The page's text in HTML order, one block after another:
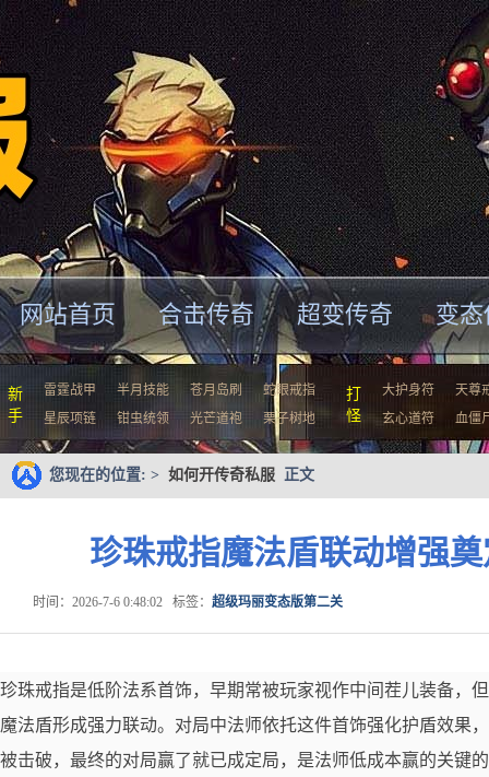
网站首页 合击传奇 超变传奇 变
新
手
雷霆战甲 半月技能 苍月岛刷
蛇眼戒指
星辰项链
钳虫统领 光芒道袍 栗子树地
打
怪
大护身符
天尊
玄心道符
血僵
您现在的位置: > 如何开传奇私服 正文
珍珠戒指魔法盾联动‌增强
时间：2026-7-6 0:48:02 标签： 超级玛丽变态版第二关
珍珠戒指是低阶法系首饰，早期常被玩家视作中间茬儿装备，
魔法盾形成强力联动。对局中法师依托这件首饰强化护盾效果
被击破，最终的对局赢了就已成定局，是法师低成本赢的关键